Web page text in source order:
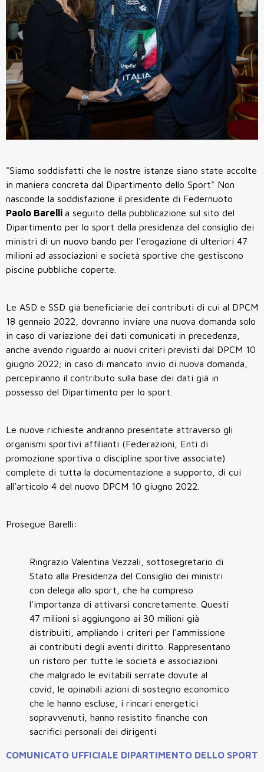
"Siamo soddisfatti che le nostre istanze siano state accolte
in maniera concreta dal Dipartimento dello Sport" Non
nasconde la soddisfazione il presidente di Federnuoto
Paolo Barelli a seguito della pubblicazione sul sito del
Dipartimento per lo sport della presidenza del consiglio dei
ministri di un nuovo bando per l'erogazione di ulteriori 47
milioni ad associazioni e società sportive che gestiscono
piscine pubbliche coperte.
Le ASD e SSD già beneficiarie dei contributi di cui al DPCM
18 gennaio 2022, dovranno inviare una nuova domanda solo
in caso di variazione dei dati comunicati in precedenza,
anche avendo riguardo ai nuovi criteri previsti dal DPCM 10
giugno 2022; in caso di mancato invio di nuova domanda,
percepiranno il contributo sulla base dei dati già in
possesso del Dipartimento per lo sport.
Le nuove richieste andranno presentate attraverso gli
organismi sportivi affilianti (Federazioni, Enti di
promozione sportiva o discipline sportive associate)
complete di tutta la documentazione a supporto, di cui
all’articolo 4 del nuovo DPCM 10 giugno 2022.
Prosegue Barelli:
Ringrazio Valentina Vezzali, sottosegretario di
Stato alla Presidenza del Consiglio dei ministri
con delega allo sport, che ha compreso
l'importanza di attivarsi concretamente. Questi
47 milioni si aggiungono ai 30 milioni già
distribuiti, ampliando i criteri per l'ammissione
ai contributi degli aventi diritto. Rappresentano
un ristoro per tutte le società e associazioni
che malgrado le evitabili serrate dovute al
covid, le opinabili azioni di sostegno economico
che le hanno escluse, i rincari energetici
sopravvenuti, hanno resistito finanche con
sacrifici personali dei dirigenti
COMUNICATO UFFICIALE DIPARTIMENTO DELLO SPORT